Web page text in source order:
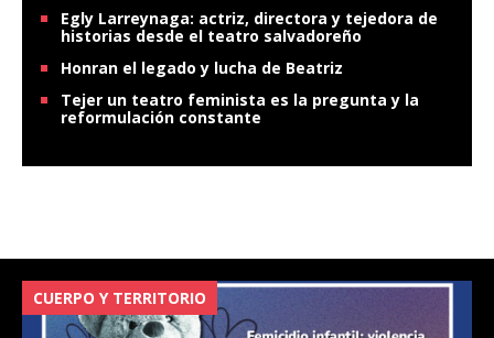
Egly Larreynaga: actriz, directora y tejedora de
historias desde el teatro salvadoreño
Honran el legado y lucha de Beatriz
Tejer un teatro feminista es la pregunta y la
reformulación constante
CUERPO Y TERRITORIO